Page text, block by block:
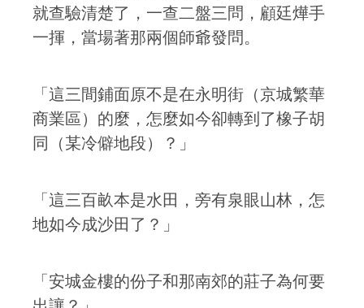
就查驗清楚了，一查二盤三問，顧廷燁手
一揮，當場著那兩個師爺發問。
「這三間鋪面原不是在永明街（京城繁華
商業區）的麼，怎麼如今卻轉到了橡子胡
同（某冷僻地段）？」
「這三百畝本是水田，旁有泉眼山林，怎
地如今成沙田了？」
「安城金樓的份子和那南郊的莊子為何要